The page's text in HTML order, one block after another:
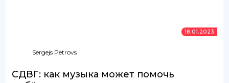
18.01.2023
Sergejs Petrovs
СДВГ: как музыка может помочь